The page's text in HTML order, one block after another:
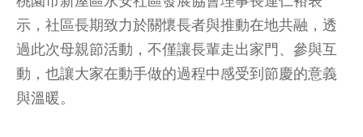
示，社區長期致力於關懷長者與推動在地共融，透
過此次母親節活動，不僅讓長輩走出家門、參與互
動，也讓大家在動手做的過程中感受到節慶的意義
與溫暖。